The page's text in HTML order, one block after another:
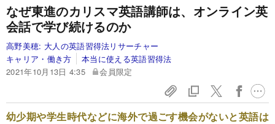
なぜ東進のカリスマ英語講師は、オンライン英
会話で学び続けるのか
高野美穂: 大人の英語習得法リサーチャー
キャリア・働き方
本当に使える英語習得法
2021年10月13日 4:35
会員限定
幼少期や学生時代などに海外で過ごす機会がないと英語は